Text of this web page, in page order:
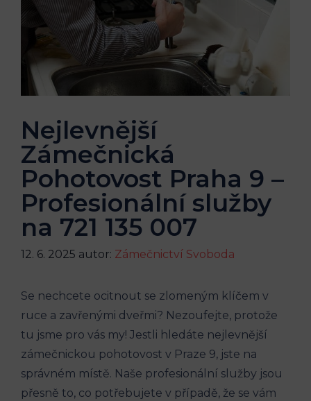
Nejlevnější
Zámečnická
Pohotovost Praha 9 –
Profesionální služby
na 721 135 007
12. 6. 2025 autor: Zámečnictví Svoboda
Se nechcete ocitnout se zlomeným klíčem v
ruce a zavřenými dveřmi? Nezoufejte, protože
tu jsme pro vás my! Jestli hledáte nejlevnější
zámečnickou pohotovost v Praze 9, jste na
správném místě. Naše profesionální služby jsou
přesně to, co potřebujete v případě, že se vám